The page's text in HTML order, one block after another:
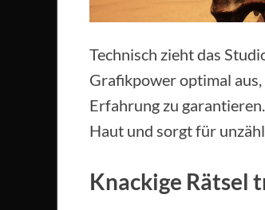
Technisch zieht das
Grafikpower optimal
Erfahrung zu
Haut und sorgt für
Knackige Rätsel